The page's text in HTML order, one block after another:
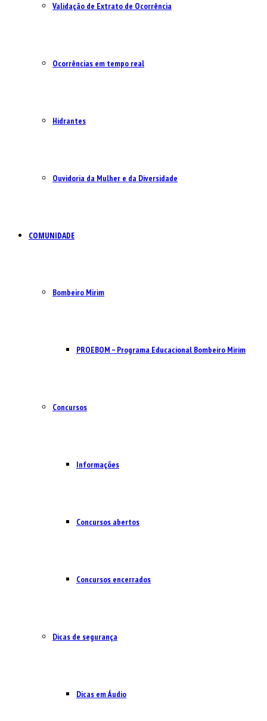
Validação de Extrato de Ocorrência
Ocorrências em tempo real
Hidrantes
Ouvidoria da Mulher e da Diversidade
COMUNIDADE
Bombeiro Mirim
PROEBOM – Programa Educacional Bombeiro Mirim
Concursos
Informações
Concursos abertos
Concursos encerrados
Dicas de segurança
Dicas em Áudio